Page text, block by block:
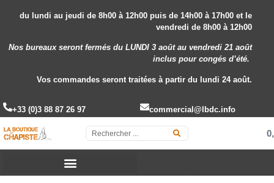
du lundi au jeudi de 8h00 à 12h00 puis de 14h00 à 17h00 et le
vendredi de 8h00 à 12h00
Nos bureaux seront fermés du LUNDI 3 août au vendredi 21 août
incluspour congés d’été.
Vos commandes seront traitées à partir du lundi 24 août.
+33 (0)3 88 87 26 97 commercial@lbdc.info